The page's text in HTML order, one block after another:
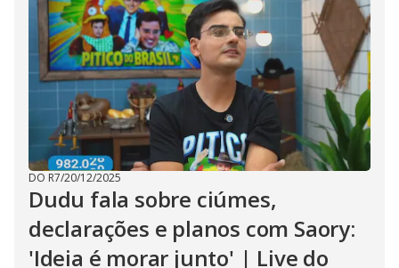
DO R7/20/12/2025
Dudu fala sobre ciúmes,
declarações e planos com Saory:
'Ideia é morar junto' | Live do